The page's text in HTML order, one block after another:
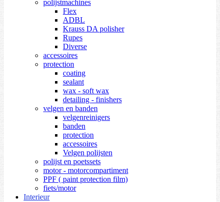
polijstmachines
Flex
ADBL
Krauss DA polisher
Rupes
Diverse
accessoires
protection
coating
sealant
wax - soft wax
detailing - finishers
velgen en banden
velgenreinigers
banden
protection
accessoires
Velgen polijsten
polijst en poetssets
motor - motorcompartiment
PPF ( paint protection film)
fiets/motor
Interieur